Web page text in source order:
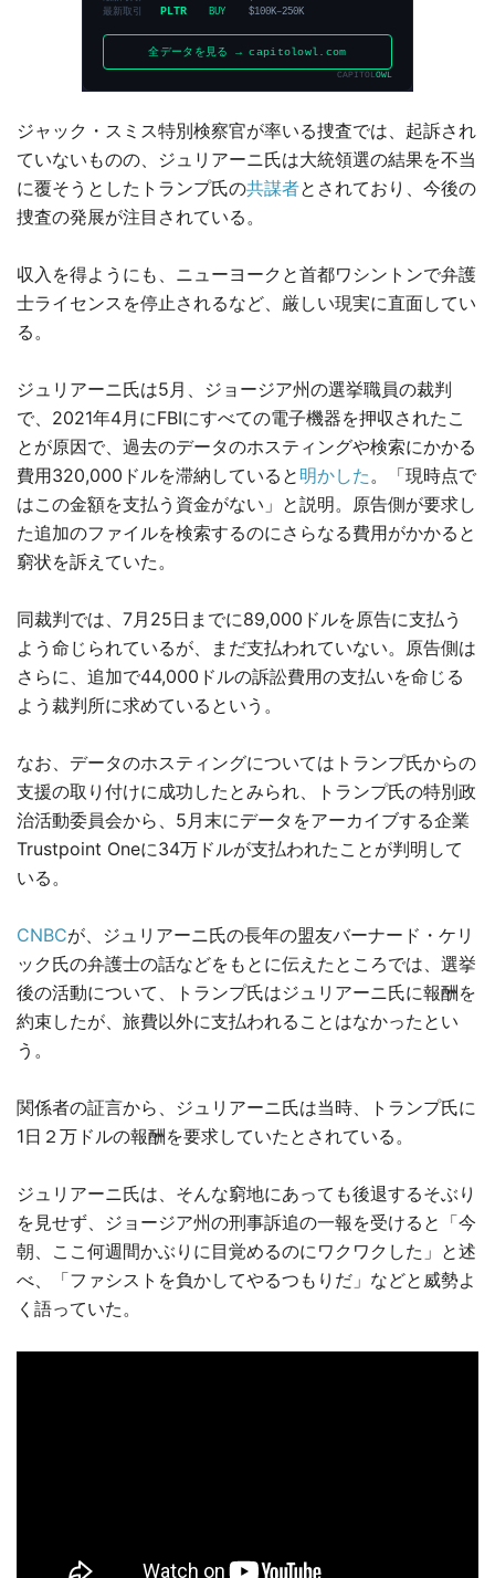
ジャック・スミス特別検察官が率いる捜査では、起訴され
ていないものの、ジュリアーニ氏は大統領選の結果を不当
に覆そうとしたトランプ氏の共謀者とされており、今後の
捜査の発展が注目されている。
収入を得ようにも、ニューヨークと首都ワシントンで弁護
士ライセンスを停止されるなど、厳しい現実に直面してい
る。
ジュリアーニ氏は5月、ジョージア州の選挙職員の裁判
で、2021年4月にFBIにすべての電子機器を押収されたこ
とが原因で、過去のデータのホスティングや検索にかかる
費用320,000ドルを滞納していると 明かした。「現時点で
はこの金額を支払う資金がない」と説明。原告側が要求し
た追加のファイルを検索するのにさらなる費用がかかると
窮状を訴えていた。
同裁判では、7月25日までに89,000ドルを原告に支払う
よう命じられているが、まだ支払われていない。原告側は
さらに、追加で44,000ドルの訴訟費用の支払いを命じる
よう裁判所に求めているという。
なお、データのホスティングについてはトランプ氏からの
支援の取り付けに成功したとみられ、トランプ氏の特別政
治活動委員会から、5月末にデータをアーカイブする企業
Trustpoint Oneに34万ドルが支払われたことが判明して
いる。
CNBCが、ジュリアーニ氏の長年の盟友バーナード・ケリ
ック氏の弁護士の話などをもとに伝えたところでは、選挙
後の活動について、トランプ氏はジュリアーニ氏に報酬を
約束したが、旅費以外に支払われることはなかったとい
う。
関係者の証言から、ジュリアーニ氏は当時、トランプ氏に
1日２万ドルの報酬を要求していたとされている。
ジュリアーニ氏は、そんな窮地にあっても後退するそぶり
を見せず、ジョージア州の刑事訴追の一報を受けると「今
朝、ここ何週間かぶりに目覚めるのにワクワクした」と述
べ、「ファシストを負かしてやるつもりだ」などと威勢よ
く語っていた。